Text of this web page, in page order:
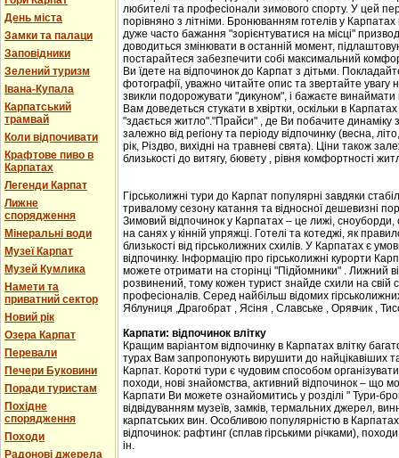
День міста
Замки та палаци
Заповідники
Зелений туризм
Івана-Купала
Карпатський
трамвай
Коли відпочивати
Крафтове пиво в
Карпатах
Легенди Карпат
Лижне
спорядження
Мінеральні води
Музеї Карпат
Музей Кумлика
Намети та
приватний сектор
Новий рік
Озера Карпат
Перевали
Печери Буковини
Поради туристам
Похідне
спорядження
Походи
Радонові джерела
любителі та професіонали зимового спорту. У цей
порівняно з літніми. Бронюванням готелів у
дуже часто бажання "зорієнтуватися на місці"
доводиться змінювати в останній момент,
постарайтеся забезпечити собі максимальний
Ви їдете на відпочинок до Карпат з дітьми.
фотографії, уважно читайте опис та звертайте увагу
звикли подорожувати "дикуном", і бажаєте винаймати
Вам доведеться стукати в хвіртки, оскільки в
"здається житло"."Прайси" , де Ви побачите динаміку
залежно від регіону та періоду відпочинку (весна,
рік, Різдво, вихідні на травневі свята). Ціни також
близькості до витягу, бювету , рівня комфортності
Гірськолижні тури до Карпат популярні завдяки
тривалому сезону катання та відносної дешевизні
Зимовий відпочинок у Карпатах – це лижі, сноуборди,
на санях у кінній упряжці. Готелі та котеджі, як
близькості від гірськолижних схилів. У Карпатах є
відпочинку. Інформацію про гірськолижні курорти
можете отримати на сторінці "Підйомники" . Лижний
розвинений, тому кожен турист знайде схили на свій
професіоналів. Серед найбільш відомих
Яблуниця ,Драгобрат , Ясіня , Славське , Орявчик ,
Карпати: відпочинок влітку
Кращим варіантом відпочинку в Карпатах влітку
турах Вам запропонують вирушити до найцікавіших та
Карпат. Короткі тури є чудовим способом організувати
походи, нові знайомства, активний відпочинок – що
Карпати Ви можете ознайомитись у розділі " Тури-
відвідуванням музеїв, замків, термальних джерел,
карпатських вин. Особливою популярністю в
відпочинок: рафтинг (сплав гірськими річками),
ін.